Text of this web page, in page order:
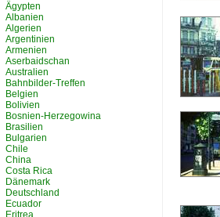
Ägypten
Albanien
Algerien
Argentinien
Armenien
Aserbaidschan
Australien
Bahnbilder-Treffen
Belgien
Bolivien
Bosnien-Herzegowina
Brasilien
Bulgarien
Chile
China
Costa Rica
Dänemark
Deutschland
Ecuador
Eritrea